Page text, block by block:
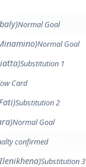
Normal Goal
Normal Goal
Substitution 1
Card
Substitution 2
Normal Goal
confirmed
Substitution 3